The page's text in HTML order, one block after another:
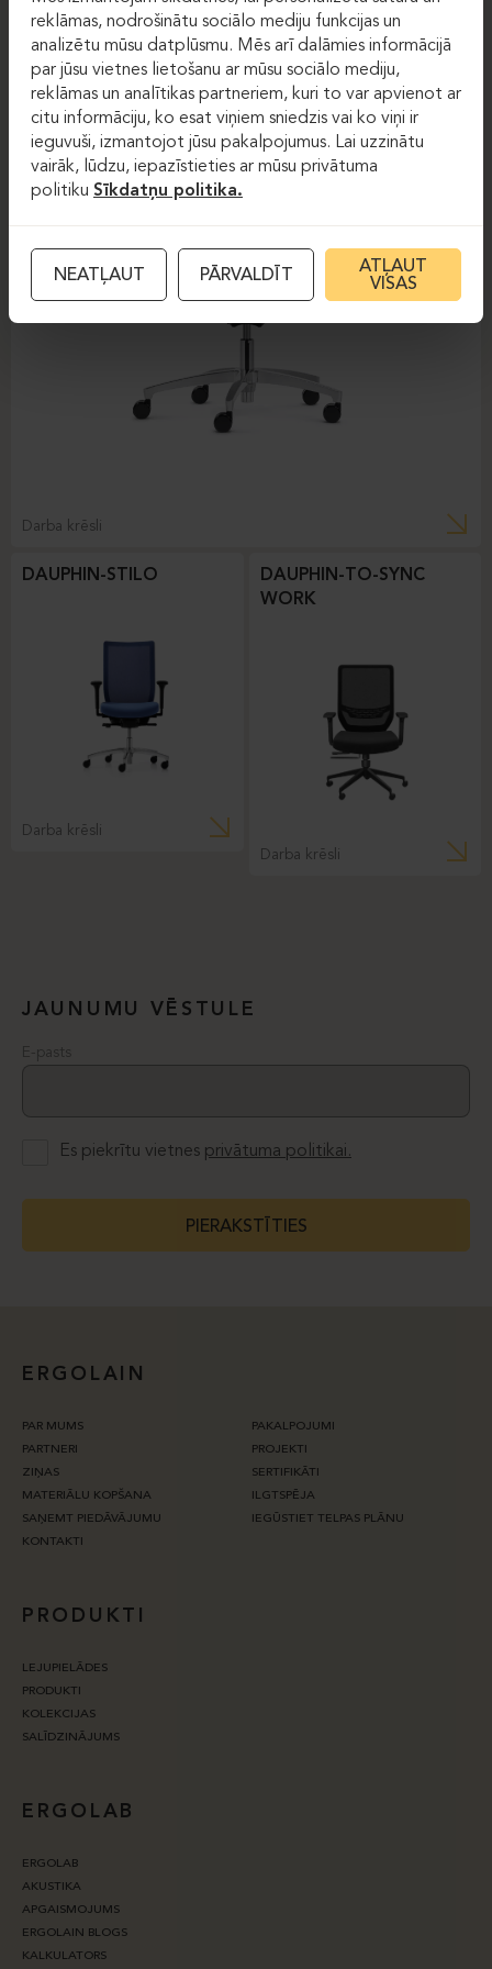
DAUPHIN-SHAPE MESH
Darba krēsli
DAUPHIN-STILO
Darba krēsli
DAUPHIN-TO-SYNC
WORK
Darba krēsli
JAUNUMU VĒSTULE
E-pasts
Es piekrītu vietnes privātuma politikai.
PIERAKSTĪTIES
ERGOLAIN
PAR MUMS
PAKALPOJUMI
PARTNERI
PROJEKTI
ZIŅAS
SERTIFIKĀTI
MATERIĀLU KOPŠANA
ILGTSPĒJA
SAŅEMT PIEDĀVĀJUMU
IEGŪSTIET TELPAS PLĀNU
KONTAKTI
PRODUKTI
LEJUPIELĀDES
PRODUKTI
KOLEKCIJAS
SALĪDZINĀJUMS
ERGOLAB
ERGOLAB
AKUSTIKA
APGAISMOJUMS
ERGOLAIN BLOGS
KALKULATORS
reklāmas, nodrošinātu sociālo mediju funkcijas un
analizētu mūsu datplūsmu. Mēs arī dalāmies informācijā
par jūsu vietnes lietošanu ar mūsu sociālo mediju,
reklāmas un analītikas partneriem, kuri to var apvienot ar
citu informāciju, ko esat viņiem sniedzis vai ko viņi ir
ieguvuši, izmantojot jūsu pakalpojumus. Lai uzzinātu
vairāk, lūdzu, iepazīstieties ar mūsu privātuma
politiku Sīkdatņu politika.
NEATĻAUT PĀRVALDĪT
ATĻAUT
VISAS